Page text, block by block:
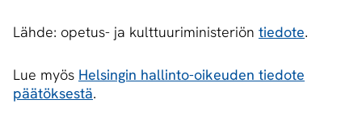
Lähde: opetus- ja kulttuuriministeriön tiedote.
Lue myös Helsingin hallinto-oikeuden tiedote
päätöksestä.